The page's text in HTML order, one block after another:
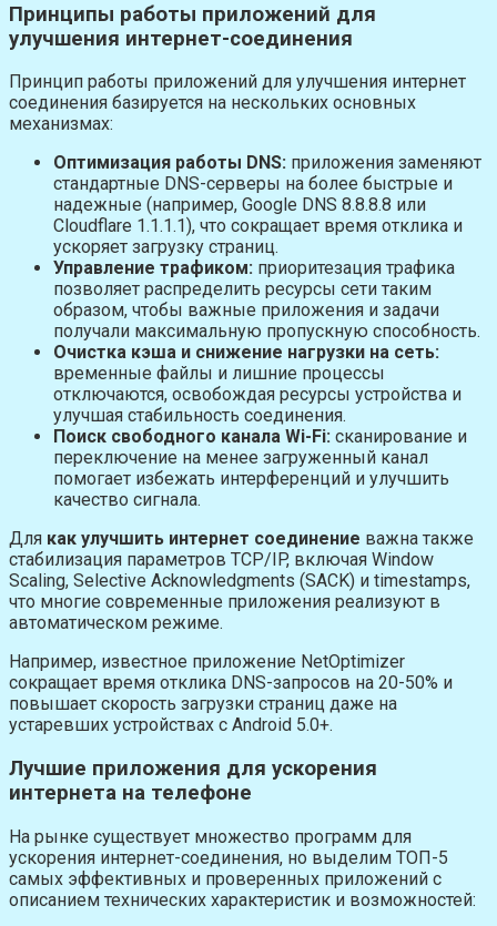
Принципы работы приложений для
улучшения интернет-соединения
Принцип работы приложений для улучшения интернет
соединения базируется на нескольких основных
механизмах:
Оптимизация работы DNS: приложения заменяют
стандартные DNS-серверы на более быстрые и
надежные (например, Google DNS 8.8.8.8 или
Cloudflare 1.1.1.1), что сокращает время отклика и
ускоряет загрузку страниц.
Управление трафиком: приоритезация трафика
позволяет распределить ресурсы сети таким
образом, чтобы важные приложения и задачи
получали максимальную пропускную способность.
Очистка кэша и снижение нагрузки на сеть:
временные файлы и лишние процессы
отключаются, освобождая ресурсы устройства и
улучшая стабильность соединения.
Поиск свободного канала Wi-Fi: сканирование и
переключение на менее загруженный канал
помогает избежать интерференций и улучшить
качество сигнала.
Для как улучшить интернет соединение важна также
стабилизация параметров TCP/IP, включая Window
Scaling, Selective Acknowledgments (SACK) и timestamps,
что многие современные приложения реализуют в
автоматическом режиме.
Например, известное приложение NetOptimizer
сокращает время отклика DNS-запросов на 20-50% и
повышает скорость загрузки страниц даже на
устаревших устройствах с Android 5.0+.
Лучшие приложения для ускорения
интернета на телефоне
На рынке существует множество программ для
ускорения интернет-соединения, но выделим ТОП-5
самых эффективных и проверенных приложений с
описанием технических характеристик и возможностей: